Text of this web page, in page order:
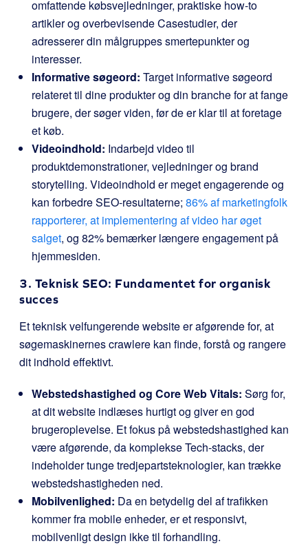
omfattende købsvejledninger, praktiske how-to
artikler og overbevisende Casestudier, der
adresserer din målgruppes smertepunkter og
interesser.
Informative søgeord: Target informative søgeord
relateret til dine produkter og din branche for at fange
brugere, der søger viden, før de er klar til at foretage
et køb.
Videoindhold: Indarbejd video til
produktdemonstrationer, vejledninger og brand
storytelling. Videoindhold er meget engagerende og
kan forbedre SEO-resultaterne; 86% af marketingfolk
rapporterer, at implementering af video har øget
salget, og 82% bemærker længere engagement på
hjemmesiden.
3. Teknisk SEO: Fundamentet for organisk
succes
Et teknisk velfungerende website er afgørende for, at
søgemaskinernes crawlere kan finde, forstå og rangere
dit indhold effektivt.
Webstedshastighed og Core Web Vitals: Sørg for,
at dit website indlæses hurtigt og giver en god
brugeroplevelse. Et fokus på webstedshastighed kan
være afgørende, da komplekse Tech-stacks, der
indeholder tunge tredjepartsteknologier, kan trække
webstedshastigheden ned.
Mobilvenlighed: Da en betydelig del af trafikken
kommer fra mobile enheder, er et responsivt,
mobilvenligt design ikke til forhandling.